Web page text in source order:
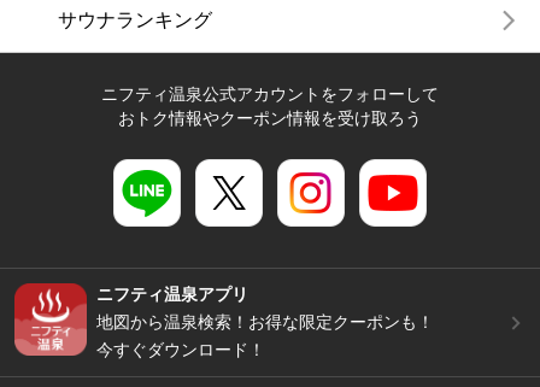
サウナランキング
ニフティ温泉公式アカウントをフォローして
おトク情報やクーポン情報を受け取ろう
ニフティ温泉アプリ
地図から温泉検索！お得な限定クーポンも！
今すぐダウンロード！